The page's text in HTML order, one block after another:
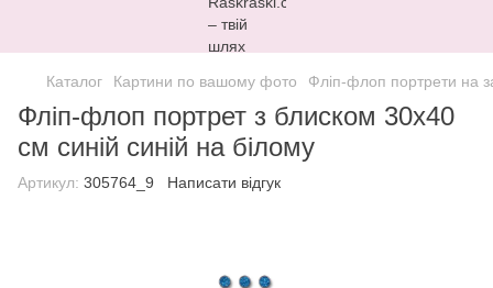
Каталог Картини по вашому фото Фліп-флоп портрети на
Фліп-флоп портрет з блиском 30х40
см синій синій на білому
Артикул: 305764_9 Написати відгук